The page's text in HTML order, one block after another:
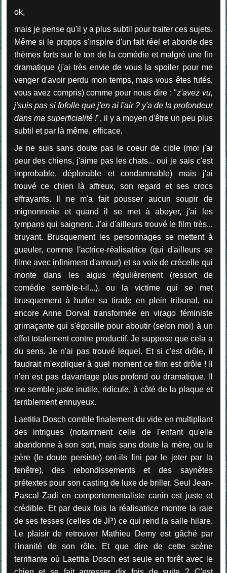
ok,
mais je pense qu'il y a plus subtil pour traiter ces sujets.
Même si le propos s'inspire d'un fait réel et aborde des
thèmes forts sur le ton de la comédie et malgré une fin
dramatique (j'ai très envie de vous la spoiler pour me
venger d'avoir perdu mon temps, mais vous êtes futés,
vous avez compris) comme pour nous dire : "z'avez vu,
j'suis pas si fofolle que j'en ai l'air ? y'a de la profondeur
dans ma superficialité !", il y a moyen d'être un peu plus
subtil et par là même, efficace.
Je ne suis sans doute pas le coeur de cible (moi j'ai
peur des chiens, j'aime pas les chats... oui je sais c'est
improbable, déplorable et condamnable) mais j'ai
trouvé ce chien là affreux, son regard et ses crocs
effrayants. Il ne m'a fait pousser aucun soupir de
mignonnerie et quand il se met à aboyer, j'ai les
tympans qui saignent. J'ai d'ailleurs trouvé le film très...
bruyant. Brusquement les personnages se mettent à
gueuler, comme l'actrice-réalisatrice (qui d'ailleurs se
filme avec infiniment d'amour) et sa voix de crécelle qui
monte dans les aigus régulièrement (ressort de
comédie semble-t-il...), ou la victime qui se met
brusquement à hurler sa tirade en plein tribunal, ou
encore Anne Dorval transformée en virago féministe
grimaçante qui s'égosille pour aboutir (selon moi) à un
effet totalement contre productif. Je suppose que cela a
du sens. Je n'ai pas trouvé lequel. Et si c'est drôle, il
faudrait m'expliquer à quel moment ce film est drôle ! Il
n'en est pas davantage plus profond ou dramatique. Il
me semble juste inutile, ridicule, à côté de la plaque et
terriblement ennuyeux.
Laetitia Dosch comble finalement du vide en multipliant
des intrigues (notamment celle de l'enfant qu'elle
abandonne à son sort, mais sans doute la mère, ou le
père (le doute persiste) ont-ils fini par le jeter par la
fenêtre), des rebondissements et des saynètes
prétextes pour son casting de luxe de briller. Seul Jean-
Pascal Zadi en comportementaliste canin est juste et
crédible. Et par deux fois la réalisatrice montre la raie
de ses fesses (celles de JP) ce qui rend la salle hilare.
Le plaisir de retrouver Mathieu Demy est gâché par
l'inanité de son rôle. Et que dire de cette scène
terrifiante où Laetitia Dosch est seule en forêt avec le